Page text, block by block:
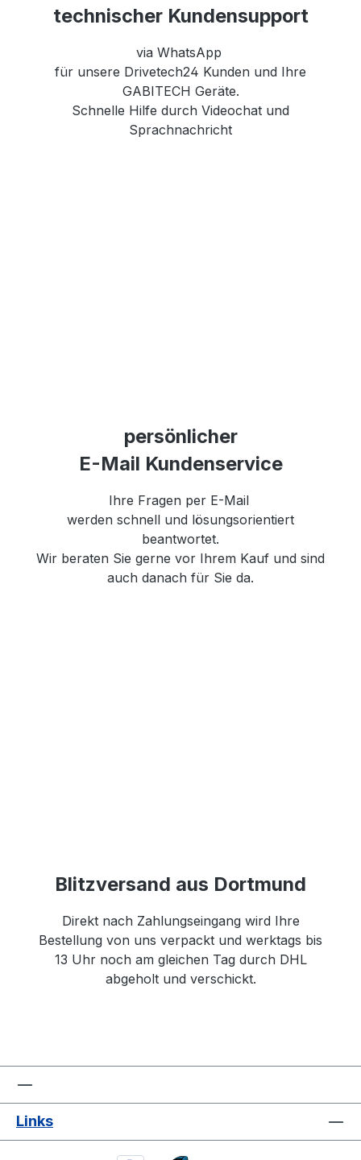
technischer Kundensupport
via WhatsApp
für unsere Drivetech24 Kunden und Ihre
GABITECH Geräte.
Schnelle Hilfe durch Videochat und
Sprachnachricht
persönlicher
E-Mail Kundenservice
Ihre Fragen per E-Mail
werden schnell und lösungsorientiert
beantwortet.
Wir beraten Sie gerne vor Ihrem Kauf und sind
auch danach für Sie da.
Blitzversand aus Dortmund
Direkt nach Zahlungseingang wird Ihre
Bestellung von uns verpackt und werktags bis
13 Uhr noch am gleichen Tag durch DHL
abgeholt und verschickt.
Links